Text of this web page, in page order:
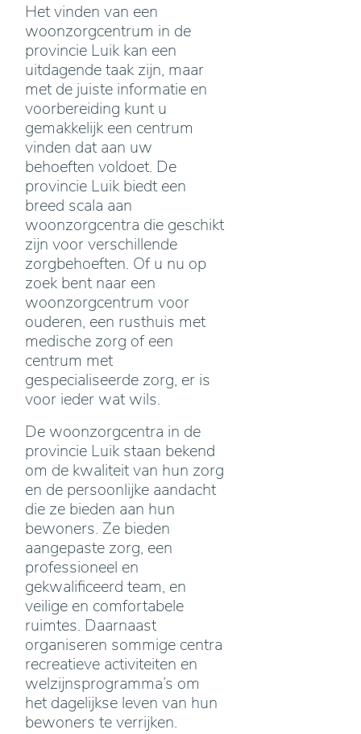
Het vinden van een
woonzorgcentrum in de
provincie Luik kan een
uitdagende taak zijn, maar
met de juiste informatie en
voorbereiding kunt u
gemakkelijk een centrum
vinden dat aan uw
behoeften voldoet. De
provincie Luik biedt een
breed scala aan
woonzorgcentra die geschikt
zijn voor verschillende
zorgbehoeften. Of u nu op
zoek bent naar een
woonzorgcentrum voor
ouderen, een rusthuis met
medische zorg of een
centrum met
gespecialiseerde zorg, er is
voor ieder wat wils.
De woonzorgcentra in de
provincie Luik staan bekend
om de kwaliteit van hun zorg
en de persoonlijke aandacht
die ze bieden aan hun
bewoners. Ze bieden
aangepaste zorg, een
professioneel en
gekwalificeerd team, en
veilige en comfortabele
ruimtes. Daarnaast
organiseren sommige centra
recreatieve activiteiten en
welzijnsprogramma’s om
het dagelijkse leven van hun
bewoners te verrijken.